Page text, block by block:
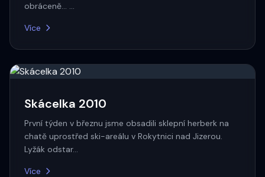
obráceně... …
Více
Skácelka 2010
První týden v březnu jsme obsadili sklepní herberk na
chatě uprostřed ski-areálu v Rokytnici nad Jizerou.
Lyžák odstar…
Více